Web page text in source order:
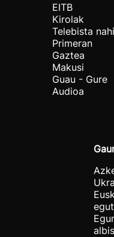
EITB
Kirolak
Telebista
Primeran
Gaztea
Makusi
Guau - Gure
Audioa